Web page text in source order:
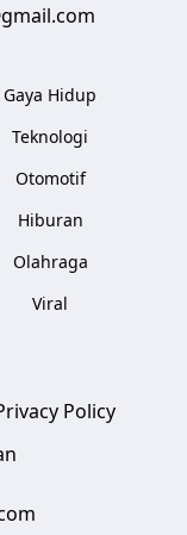
Gaya Hidup
Teknologi
Otomotif
Hiburan
Olahraga
Viral
Policy